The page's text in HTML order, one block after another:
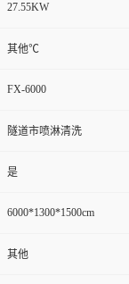
27.55KW
其他℃
FX-6000
隧道市喷淋清洗
是
6000*1300*1500cm
其他